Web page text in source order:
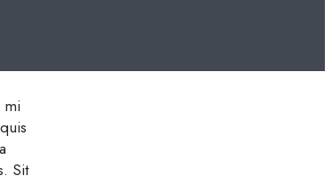
mi
Sit